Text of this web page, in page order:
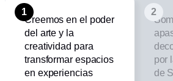
1
Creemos en el poder
del arte y la
creatividad para
transformar espacios
en experiencias
2
por
de